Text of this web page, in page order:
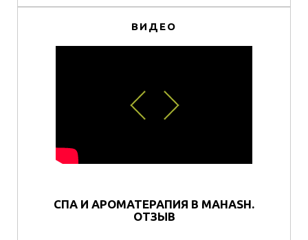
ВИДЕО
СПА И АРОМАТЕРАПИЯ В MAHASH.
ОТЗЫВ